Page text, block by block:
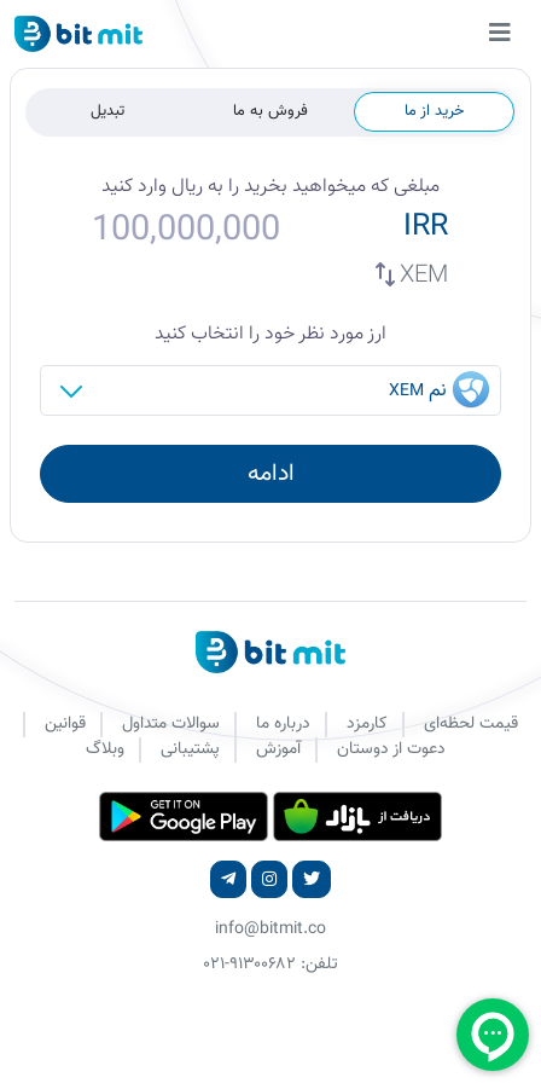
خرید از ما فروش به ما تبدیل
مبلغی که میخواهید بخرید را به ریال وارد کنید
IRR
XEM
ارز مورد نظر خود را انتخاب کنید
نم XEM
ادامه
قیمت لحظه‌ای کارمزد درباره ما سوالات متداول
قوانین
دعوت از دوستان
آموزش پشتیبانی وبلاگ
info@bitmit.co
تلفن: ۹۱۳۰۰۶۸۲-۰۲۱